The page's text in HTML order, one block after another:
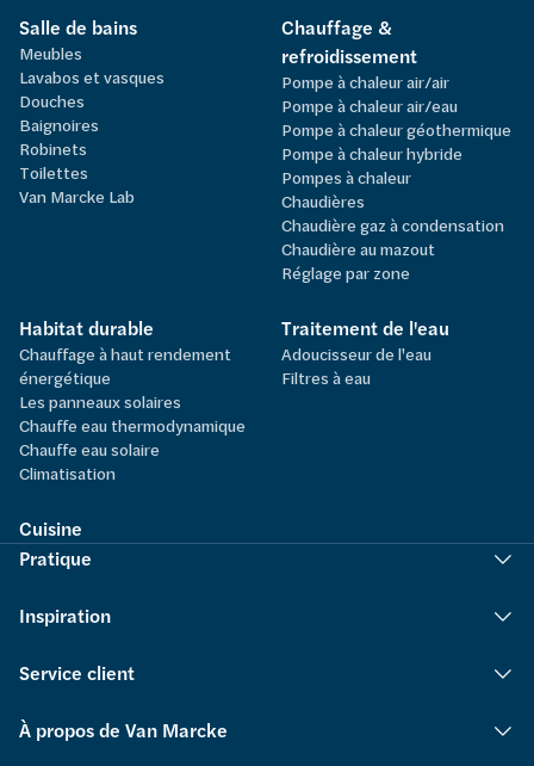
Salle de bains
Meubles
Lavabos et vasques
Douches
Baignoires
Robinets
Toilettes
Van Marcke Lab
Chauffage &
refroidissement
Pompe à chaleur air/air
Pompe à chaleur air/eau
Pompe à chaleur géothermique
Pompe à chaleur hybride
Pompes à chaleur
Chaudières
Chaudière gaz à condensation
Chaudière au mazout
Réglage par zone
Habitat durable
Chauffage à haut rendement
énergétique
Les panneaux solaires
Chauffe eau thermodynamique
Chauffe eau solaire
Climatisation
Traitement de l'eau
Adoucisseur de l'eau
Filtres à eau
Cuisine
Pratique
Inspiration
Service client
À propos de Van Marcke